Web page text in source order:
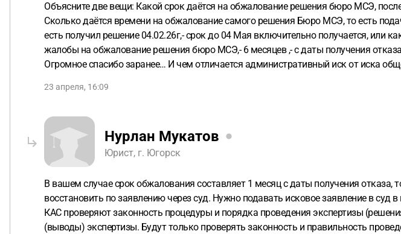
Объясните две вещи: Какой срок даётся на обжалование решения бюро МСЭ,
Сколько даётся времени на обжалование самого решения Бюро МСЭ, то есть
есть получил решение 04.02.26г,- срок до 04 Мая включительно получается, или
жалобы на обжалование решения бюро МСЭ,- 6 месяцев ,- с даты получения
Огромное спасибо заранее… И чем отличается административный иск от иска
23 апреля, 16:09
Нурлан Мукатов
Юрист, г. Югорск
В вашем случае срок обжалования составляет 1 месяц с даты получения
восстановить по заявлению через суд. Нужно подавать исковое заявление в суд
КАС проверяют законность процедуры и порядка проведения экспертизы
(выводы) экспертизы. Будут только проверять законность и правильность